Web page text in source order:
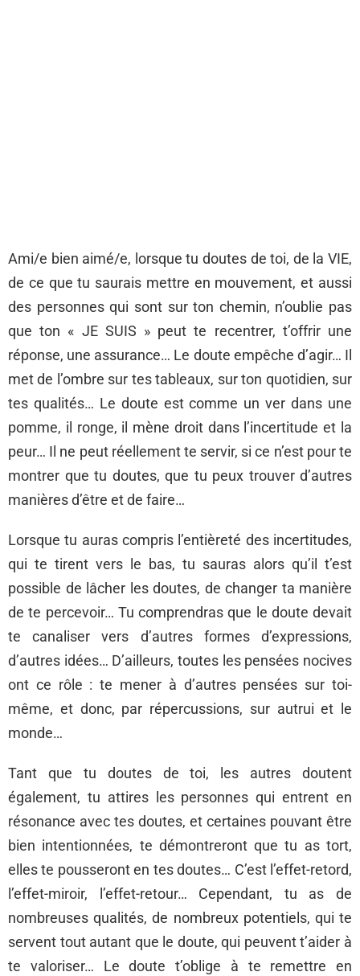
Ami/e bien aimé/e, lorsque tu doutes de toi, de la VIE,
de ce que tu saurais mettre en mouvement, et aussi
des personnes qui sont sur ton chemin, n’oublie pas
que ton « JE SUIS » peut te recentrer, t’offrir une
réponse, une assurance… Le doute empêche d’agir… Il
met de l’ombre sur tes tableaux, sur ton quotidien, sur
tes qualités… Le doute est comme un ver dans une
pomme, il ronge, il mène droit dans l’incertitude et la
peur… Il ne peut réellement te servir, si ce n’est pour te
montrer que tu doutes, que tu peux trouver d’autres
manières d’être et de faire…
Lorsque tu auras compris l’entièreté des incertitudes,
qui te tirent vers le bas, tu sauras alors qu’il t’est
possible de lâcher les doutes, de changer ta manière
de te percevoir… Tu comprendras que le doute devait
te canaliser vers d’autres formes d’expressions,
d’autres idées… D’ailleurs, toutes les pensées nocives
ont ce rôle : te mener à d’autres pensées sur toi-
même, et donc, par répercussions, sur autrui et le
monde…
Tant que tu doutes de toi, les autres doutent
également, tu attires les personnes qui entrent en
résonance avec tes doutes, et certaines pouvant être
bien intentionnées, te démontreront que tu as tort,
elles te pousseront en tes doutes… C’est l’effet-retord,
l’effet-miroir, l’effet-retour… Cependant, tu as de
nombreuses qualités, de nombreux potentiels, qui te
servent tout autant que le doute, qui peuvent t’aider à
te valoriser… Le doute t’oblige à te remettre en